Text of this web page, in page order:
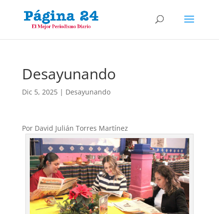
Desayunando
Dic 5, 2025| Desayunando
Por David Julián Torres Martínez